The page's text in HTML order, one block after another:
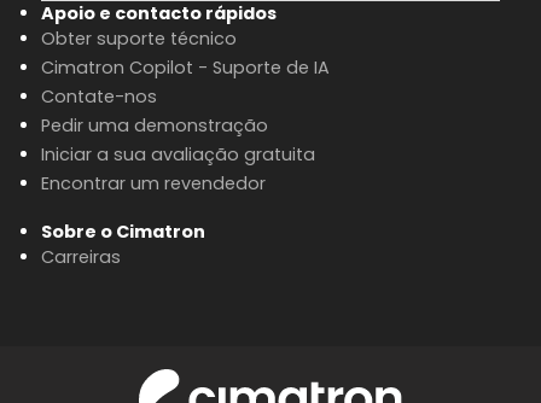
Apoio e contacto rápidos
Obter suporte técnico
Cimatron Copilot - Suporte de IA
Contate-nos
Pedir uma demonstração
Iniciar a sua avaliação gratuita
Encontrar um revendedor
Sobre o Cimatron
Carreiras